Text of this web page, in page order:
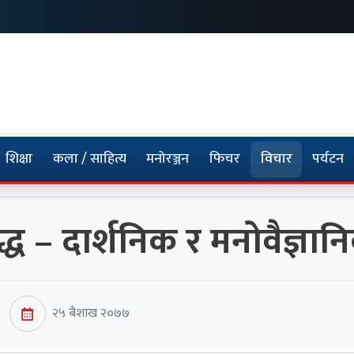
शिक्षा कला / साहित्य मनोरञ्जन फिचर विचार पर्यटन
– दार्शनिक र
२५ बैशाख २०७७